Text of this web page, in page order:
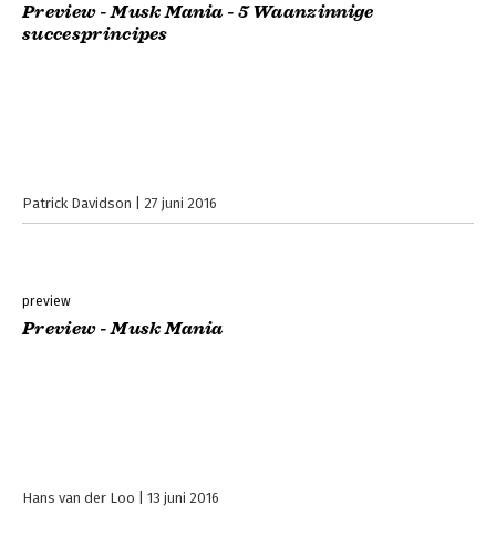
Preview - Musk Mania - 5 Waanzinnige
succesprincipes
Patrick Davidson 27 juni 2016
preview
Preview - Musk Mania
Hans van der Loo 13 juni 2016